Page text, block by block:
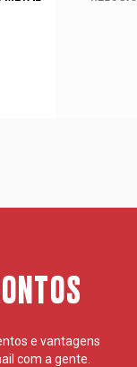
e vantagens
com a gente.